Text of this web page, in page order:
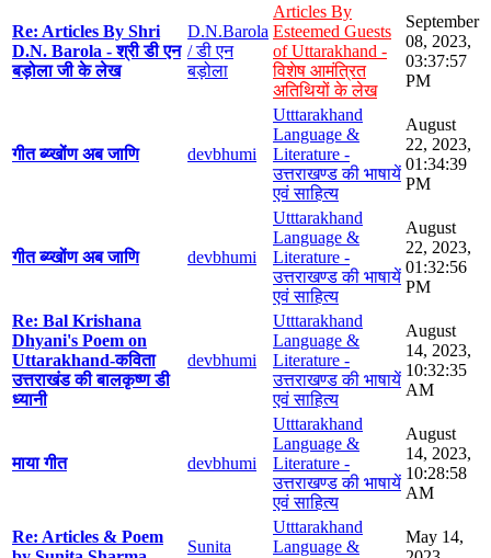
Re: Articles By Shri
D.N. Barola - श्री डी एन
बड़ोला जी के लेख
D.N.Barola
/ डी एन
बड़ोला
Articles By
Esteemed Guests
of Uttarakhand -
विशेष आमंत्रित
अतिथियों के लेख
September
08, 2023,
03:37:57
PM
गीत ब्य्खोंण अब जाणि devbhumi
Utttarakhand
Language &
Literature -
उत्तराखण्ड की भाषायें
एवं साहित्य
August
22, 2023,
01:34:39
PM
गीत ब्य्खोंण अब जाणि devbhumi
Utttarakhand
Language &
Literature -
उत्तराखण्ड की भाषायें
एवं साहित्य
August
22, 2023,
01:32:56
PM
Re: Bal Krishana
Dhyani's Poem on
Uttarakhand-कविता
उत्तराखंड की बालकृष्ण डी
ध्यानी
devbhumi
Utttarakhand
Language &
Literature -
उत्तराखण्ड की भाषायें
एवं साहित्य
August
14, 2023,
10:32:35
AM
माया गीत devbhumi
Utttarakhand
Language &
Literature -
उत्तराखण्ड की भाषायें
एवं साहित्य
August
14, 2023,
10:28:58
AM
Re: Articles & Poem
Sunita
Utttarakhand
Language &
May 14,